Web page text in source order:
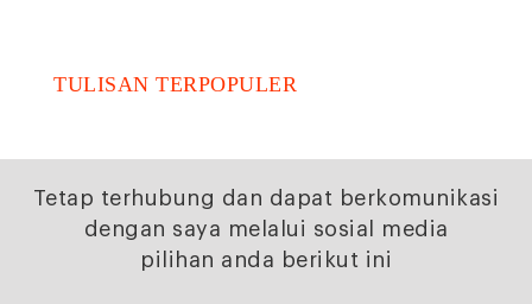
TULISAN TERPOPULER
Tetap terhubung dan dapat berkomunikasi
dengan saya melalui sosial media
pilihan anda berikut ini